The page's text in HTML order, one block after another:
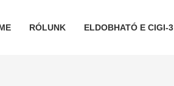
RÓLUNK ELDOBHATÓ E CIGI-3